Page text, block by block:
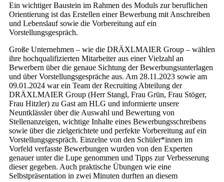
Ein wichtiger Baustein im Rahmen des Moduls zur beruflichen
Orientierung ist das Erstellen einer Bewerbung mit Anschreiben
und Lebenslauf sowie die Vorbereitung auf ein
Vorstellungsgespräch.
Große Unternehmen – wie die DRÄXLMAIER Group – wählen
ihre hochqualifizierten Mitarbeiter aus einer Vielzahl an
Bewerbern über die genaue Sichtung der Bewerbungsunterlagen
und über Vorstellungsgespräche aus. Am 28.11.2023 sowie am
09.01.2024 war ein Team der Recruiting Abteilung der
DRÄXLMAIER Group (Herr Stangl, Frau Grün, Frau Stöger,
Frau Hitzler) zu Gast am HLG und informierte unsere
Neuntklässler über die Auswahl und Bewertung von
Stellenanzeigen, wichtige Inhalte eines Bewerbungsschreibens
sowie über die zielgerichtete und perfekte Vorbereitung auf ein
Vorstellungsgespräch. Einzelne von den Schüler*innen im
Vorfeld verfasste Bewerbungen wurden von den Experten
genauer unter die Lupe genommen und Tipps zur Verbesserung
dieser gegeben. Auch praktische Übungen wie eine
Selbstpräsentation in zwei Minuten durften an diesem